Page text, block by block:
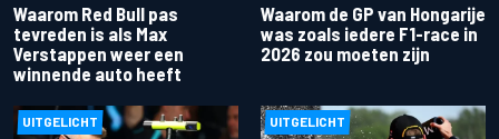
Waarom Red Bull pas
tevreden is als Max
Verstappen weer een
winnende auto heeft
Waarom de GP van Hongarije
was zoals iedere F1-race in
2026 zou moeten zijn
UITGELICHT UITGELICHT